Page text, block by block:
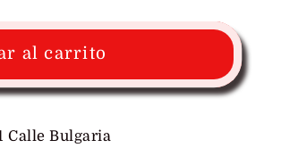
al carrito
Calle Bulgaria